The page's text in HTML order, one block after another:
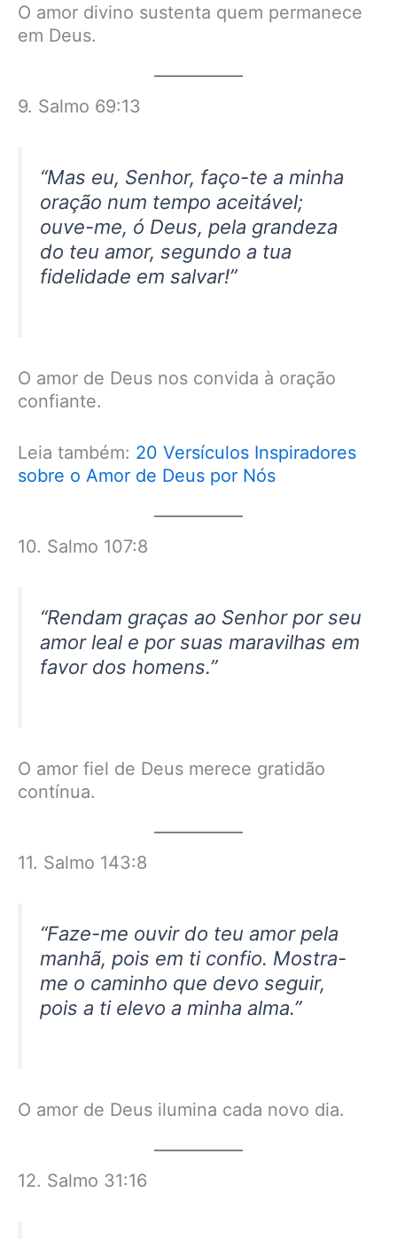
O amor divino sustenta quem permanece
em Deus.
9. Salmo 69:13
“Mas eu, Senhor, faço-te a minha
oração num tempo aceitável;
ouve-me, ó Deus, pela grandeza
do teu amor, segundo a tua
fidelidade em salvar!”
O amor de Deus nos convida à oração
confiante.
Leia também: 20 Versículos Inspiradores
sobre o Amor de Deus por Nós
10. Salmo 107:8
“Rendam graças ao Senhor por seu
amor leal e por suas maravilhas em
favor dos homens.”
O amor fiel de Deus merece gratidão
contínua.
11. Salmo 143:8
“Faze-me ouvir do teu amor pela
manhã, pois em ti confio. Mostra-
me o caminho que devo seguir,
pois a ti elevo a minha alma.”
O amor de Deus ilumina cada novo dia.
12. Salmo 31:16